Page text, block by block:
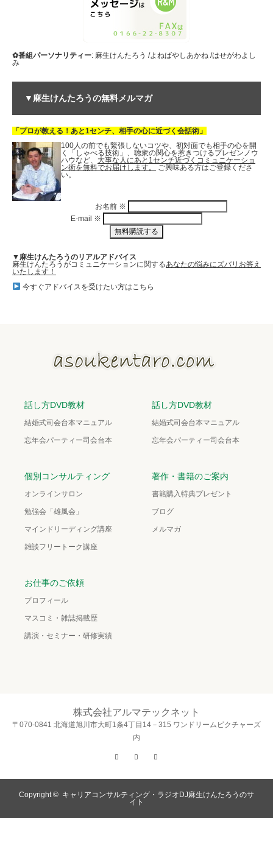
✿番組パーソナリティー: 麻生けんたろう /よねばやしあかね /はせがわよし
み
▼麻生けんたろうの無料メルマガ
「プロが教える！あと1センチ、相手の心に近づく会話術」
100人の前でも緊張しないコツや、初対面でも相手の心を開
く「しゃべる技術」、聴衆の関心を惹きつけるプレゼンノウ
ハウなど、 大事な人にあと1センチ近づくコミュニケーショ
ン術を無料でお届けします。
ご興味ある方はご登録くださ
い。
お名前 ※
E-mail ※
▼麻生けんたろうのリアルアドバイス
麻生けんたろうがコミュニケーションに関するあなたの悩みにズバリお答え
いたします！
今すぐアドバイスを受けたい方はこちら
話し方DVD教材
結婚式司会台本マニュアル
忘年会パーティー司会台本
話し方DVD教材
結婚式司会台本マニュアル
忘年会パーティー司会台本
個別コンサルティング
オンラインサロン
勉強会「雄風会」
マインドリーディング講座
雑談フリートーク講座
著作・書籍のご案内
書籍購入特典プレゼント
ブログ
メルマガ
お仕事のご依頼
プロフィール
マスコミ・雑誌掲載歴
講演・セミナー・研修実績
株式会社アルマテックネット
〒070-0841 北海道旭川市大町1条4丁目14－315 ワンドリームピクチャーズ
内
Twitter
Facebook
Copyright © キャリアコンサルティング・ラジオDJ麻生けんたろうのサ
イト